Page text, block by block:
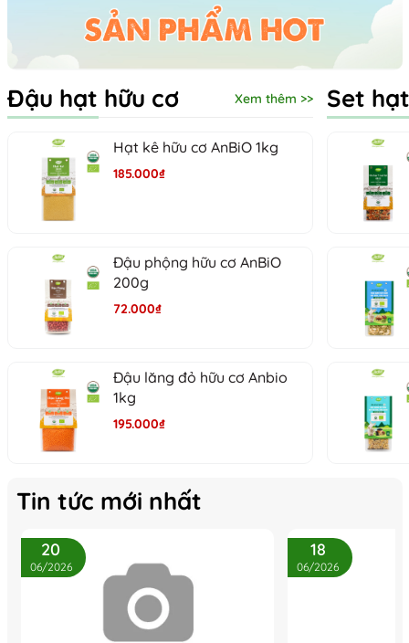
Đậu hạt hữu cơ Xem thêm >>
Hạt kê hữu cơ AnBiO 1kg
185.000₫
Đậu phộng hữu cơ AnBiO
200g
72.000₫
Đậu lăng đỏ hữu cơ Anbio
1kg
195.000₫
Set
Tin tức mới nhất
20
06/2026
18
06/2026